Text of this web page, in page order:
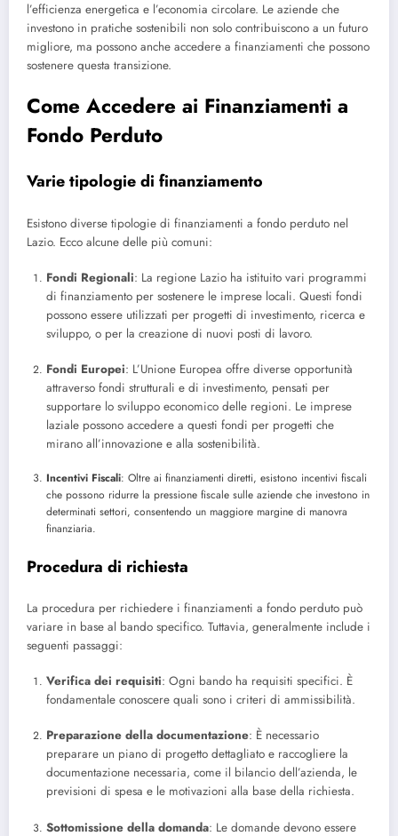
l’efficienza energetica e l’economia circolare. Le aziende che
investono in pratiche sostenibili non solo contribuiscono a un futuro
migliore, ma possono anche accedere a finanziamenti che possono
sostenere questa transizione.
Come Accedere ai Finanziamenti a
Fondo Perduto
Varie tipologie di finanziamento
Esistono diverse tipologie di finanziamenti a fondo perduto nel
Lazio. Ecco alcune delle più comuni:
Fondi Regionali: La regione Lazio ha istituito vari programmi
di finanziamento per sostenere le imprese locali. Questi fondi
possono essere utilizzati per progetti di investimento, ricerca e
sviluppo, o per la creazione di nuovi posti di lavoro.
Fondi Europei: L’Unione Europea offre diverse opportunità
attraverso fondi strutturali e di investimento, pensati per
supportare lo sviluppo economico delle regioni. Le imprese
laziale possono accedere a questi fondi per progetti che
mirano all’innovazione e alla sostenibilità.
Incentivi Fiscali: Oltre ai finanziamenti diretti, esistono incentivi fiscali
che possono ridurre la pressione fiscale sulle aziende che investono in
determinati settori, consentendo un maggiore margine di manovra
finanziaria.
Procedura di richiesta
La procedura per richiedere i finanziamenti a fondo perduto può
variare in base al bando specifico. Tuttavia, generalmente include i
seguenti passaggi:
Verifica dei requisiti: Ogni bando ha requisiti specifici. È
fondamentale conoscere quali sono i criteri di ammissibilità.
Preparazione della documentazione: È necessario
preparare un piano di progetto dettagliato e raccogliere la
documentazione necessaria, come il bilancio dell’azienda, le
previsioni di spesa e le motivazioni alla base della richiesta.
Sottomissione della domanda: Le domande devono essere